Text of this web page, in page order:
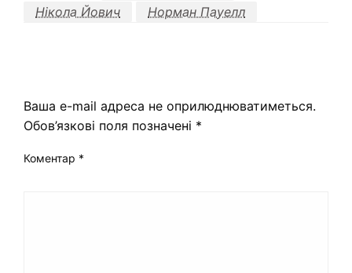
Нікола Йович
Норман Пауелл
Ваша e-mail адреса не оприлюднюватиметься.
Обов’язкові поля позначені *
Коментар *